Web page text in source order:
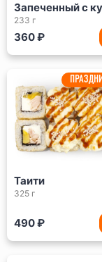
Запеченный с
233 г
360 ₽
Таити
325 г
490 ₽